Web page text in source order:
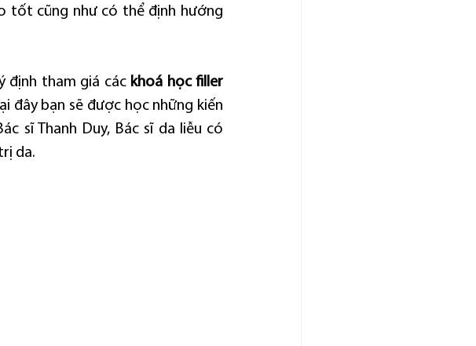
tốt cũng như có thể định hướng
định tham giá các khoá học filler
đây bạn sẽ được học những kiến
sĩ Thanh Duy, Bác sĩ da liễu có
da.